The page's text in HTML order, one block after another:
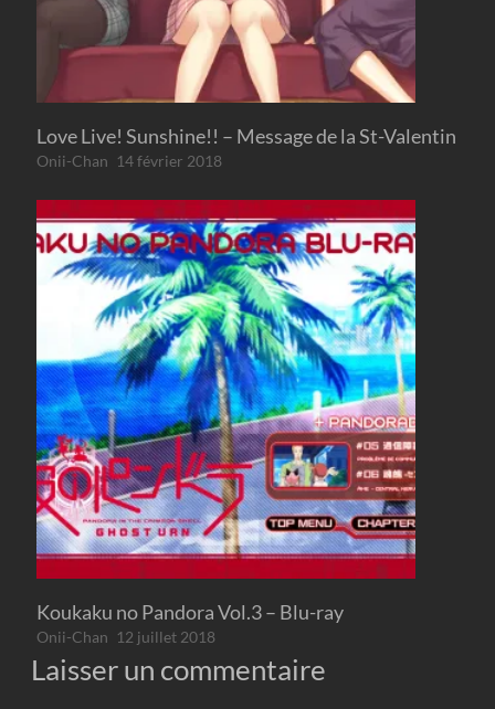
Love Live! Sunshine!! – Message de la St-Valentin
Onii-Chan 14 février 2018
Koukaku no Pandora Vol.3 – Blu-ray
Onii-Chan 12 juillet 2018
Laisser un commentaire